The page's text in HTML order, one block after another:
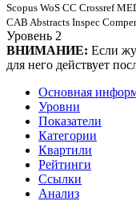
Scopus WoS CC Crossref
CAB Abstracts Inspec
Уровень 2
ВНИМАНИЕ: Если
для него действует
Основная
Уровни
Показатели
Категории
Квартили
Рейтинги
Ссылки
Анализ